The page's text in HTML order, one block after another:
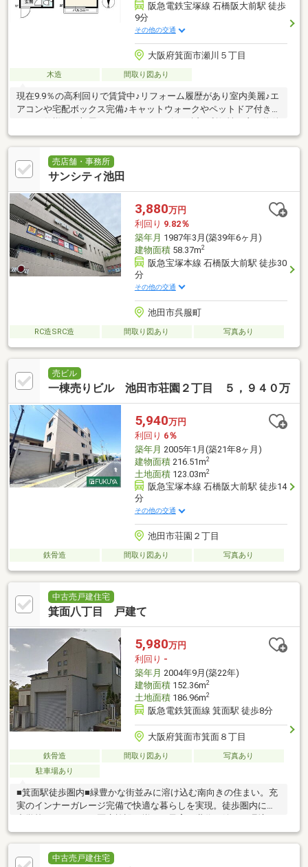
阪急電鉄宝塚線 石橋阪大前駅 徒歩
9分
その他の交通
大阪府箕面市瀬川５丁目
木造 間取り図あり
現在9.9％の高利回りで賃貸中♪リフォーム履歴があり室内美麗♪エ
アコンや宅配ボックス完備♪キャットウォークやペットドア付きの
です♪
売店舗・事務所
サンシティ池田
3,880万円
利回り 9.82％
築年月 1987年3月(築39年6ヶ月)
建物面積58.37m2
阪急宝塚本線 石橋阪大前駅 徒歩30
分
その他の交通
池田市呉服町
RC造SRC造 間取り図あり 写真あり
売ビル
一棟売りビル 池田市荘園２丁目 ５，９４０万
5,940万円
利回り 6％
築年月 2005年1月(築21年8ヶ月)
建物面積216.51m2
土地面積123.03m2
阪急宝塚本線 石橋阪大前駅 徒歩14
分
その他の交通
池田市荘園２丁目
鉄骨造 間取り図あり 写真あり
中古売戸建住宅
箕面八丁目 戸建て
5,980万円
利回り -
築年月 2004年9月(築22年)
建物面積152.36m2
土地面積186.96m2
阪急電鉄箕面線 箕面駅 徒歩8分
大阪府箕面市箕面８丁目
鉄骨造 間取り図あり
写真あり
駐車場あり
■箕面駅徒歩圏内■緑豊かな街並みに溶け込む南向きの住まい。充
実のインナーガレージ完備で快適な暮らしを実現。徒歩圏内に小
中学校やスーパー、医療施設が揃い、子育て世代に嬉しい環境が
整っています。
中古売戸建住宅